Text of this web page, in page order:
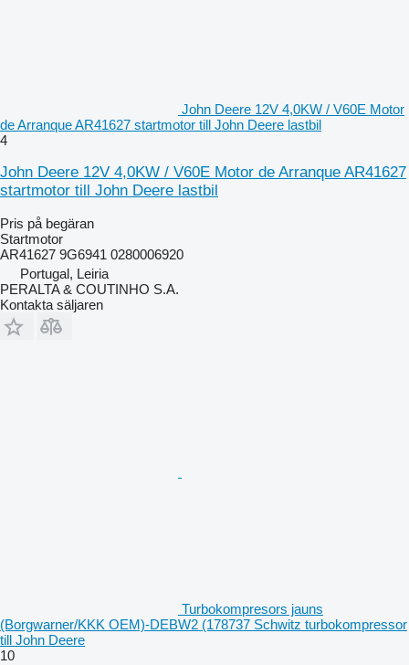
John Deere 12V 4,0KW / V60E Motor
de Arranque AR41627 startmotor till John Deere lastbil
4
John Deere 12V 4,0KW / V60E Motor de Arranque AR41627
startmotor till John Deere lastbil
Pris på begäran
Startmotor
AR41627 9G6941 0280006920
Portugal, Leiria
PERALTA & COUTINHO S.A.
Kontakta säljaren
Turbokompresors jauns
(Borgwarner/KKK OEM)-DEBW2 (178737 Schwitz turbokompressor
till John Deere
10